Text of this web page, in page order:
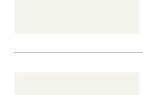
返品・交換について